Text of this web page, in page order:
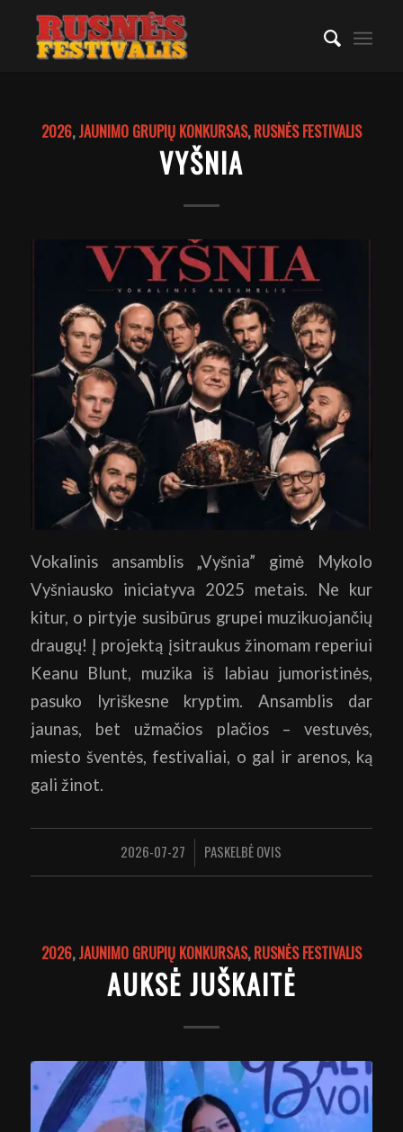
2026,JAUNIMO GRUPIŲ KONKURSAS,RUSNĖS FESTIVALIS
VYŠNIA
Vokalinis ansamblis „Vyšnia” gimė Mykolo
Vyšniausko iniciatyva 2025 metais. Ne kur
kitur, o pirtyje susibūrus grupei muzikuojančių
draugų! Į projektą įsitraukus žinomam reperiui
Keanu Blunt, muzika iš labiau jumoristinės,
pasuko lyriškesne kryptim. Ansamblis dar
jaunas, bet užmačios plačios – vestuvės,
miesto šventės, festivaliai, o gal ir arenos, ką
gali žinot.
2026-07-27
/ PASKELBĖOVIS
2026,JAUNIMO GRUPIŲ KONKURSAS,RUSNĖS FESTIVALIS
AUKSĖ JUŠKAITĖ